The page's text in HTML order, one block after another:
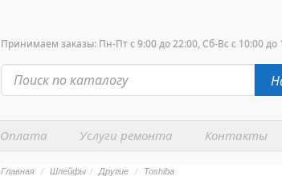
Принимаем заказы: Пн-Пт с 9:00 до 22:00, Сб-Вс с 10:00 до
Оплата Услуги ремонта Контакты
Главная Шлейфы Другие Toshiba